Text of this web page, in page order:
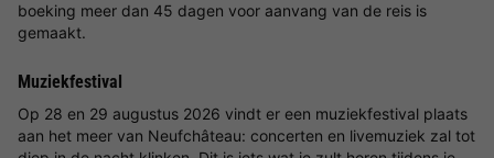
boeking meer dan 45 dagen voor aanvang van de reis is
gemaakt.
Muziekfestival
Op 28 en 29 augustus 2026 vindt er een muziekfestival plaats
aan het meer van Neufchâteau: concerten en livemuziek zal tot